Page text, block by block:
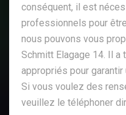
conséquent, il est
professionnels pour
nous pouvons vous
Schmitt Elagage 14. Il
appropriés pour garantir
Si vous voulez des
veuillez le téléphoner